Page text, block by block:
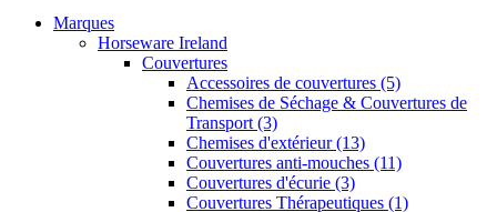
Marques
Horseware Ireland
Couvertures
Accessoires de couvertures (5)
Chemises de Séchage & Couvertures de
Transport (3)
Chemises d'extérieur (13)
Couvertures anti-mouches (11)
Couvertures d'écurie (3)
Couvertures Thérapeutiques (1)